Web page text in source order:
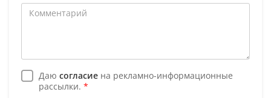
Даю согласие на рекламно-информационные
рассылки. *